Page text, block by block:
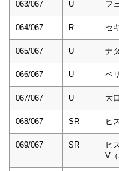
063/067 U フ
064/067 R セ
065/067 U ナ
066/067 U ベ
067/067 U 大
068/067 SR ヒ
069/067 SR
ヒ
V（